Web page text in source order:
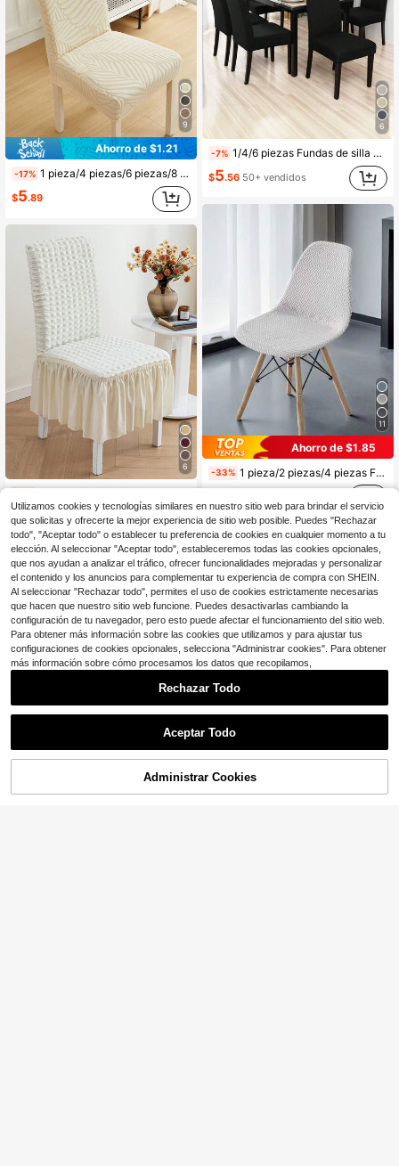
9
Ahorro de $1.21
-17% 1 pieza/4 piezas/6 piezas/8 piezas Fundas de silla extraíbles de color blanco crema, con estampado de hojas de jacquard esponjoso, ajuste elástico para decoración de sillas de comedor, sala de estar y dormitorio
$5.89
6
$8.1350+ vendidos
6
-7% 1/4/6 piezas Fundas de silla de seda de leche de unicolor, elásticas, a prueba de polvo y resistentes al agua, adecuadas para todas las estaciones, sala de estar, hotel, restaurante, cocina, decoración del hogar
$5.56 50+ vendidos
11
Ahorro de $1.85
-33% 1 pieza/2 piezas/4 piezas Funda de silla con patrón de cuadros abstractos, funda de silla de comedor de ajuste universal, para todas las estaciones, resistente al desgaste, antiensuciamiento, antirayones, con refuerzo, antipolvo y de alta elasticidad
Lo sentimos, este producto está agotado.
Mostrar artículos similares con stock Ver todo
AGOTADO
Utilizamos cookies y tecnologías similares en nuestro sitio web para brindar el servicio
que solicitas y ofrecerte la mejor experiencia de sitio web posible. Puedes "Rechazar
todo", "Aceptar todo" o establecer tu preferencia de cookies en cualquier momento a tu
elección. Al seleccionar "Aceptar todo", estableceremos todas las cookies opcionales,
que nos ayudan a analizar el tráfico, ofrecer funcionalidades mejoradas y personalizar
el contenido y los anuncios para complementar tu experiencia de compra con SHEIN.
Al seleccionar "Rechazar todo", permites el uso de cookies estrictamente necesarias
que hacen que nuestro sitio web funcione. Puedes desactivarlas cambiando la
configuración de tu navegador, pero esto puede afectar el funcionamiento del sitio web.
Para obtener más información sobre las cookies que utilizamos y para ajustar tus
configuraciones de cookies opcionales, selecciona "Administrar cookies". Para obtener
más información sobre cómo procesamos los datos que recopilamos,
Rechazar Todo
Aceptar Todo
Administrar Cookies